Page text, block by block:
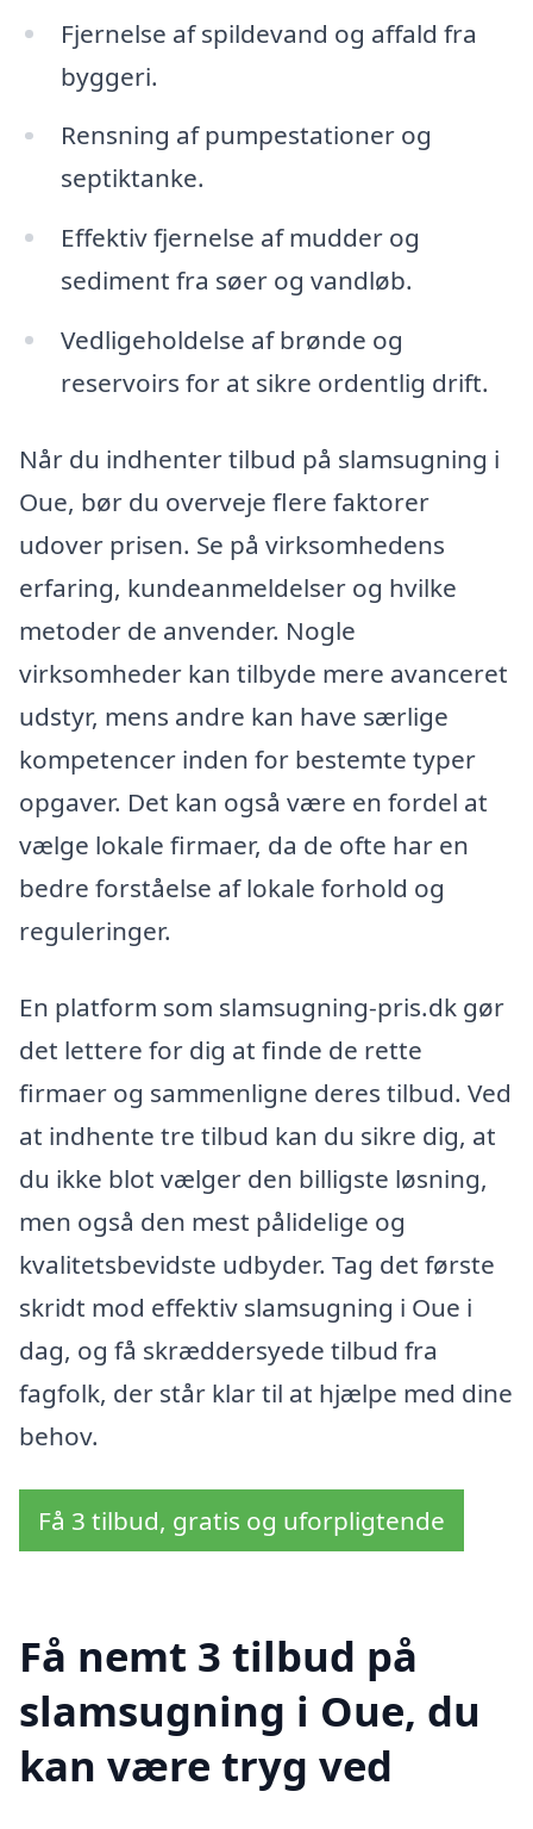
Fjernelse af spildevand og affald fra
byggeri.
Rensning af pumpestationer og
septiktanke.
Effektiv fjernelse af mudder og
sediment fra søer og vandløb.
Vedligeholdelse af brønde og
reservoirs for at sikre ordentlig drift.
Når du indhenter tilbud på slamsugning i
Oue, bør du overveje flere faktorer
udover prisen. Se på virksomhedens
erfaring, kundeanmeldelser og hvilke
metoder de anvender. Nogle
virksomheder kan tilbyde mere avanceret
udstyr, mens andre kan have særlige
kompetencer inden for bestemte typer
opgaver. Det kan også være en fordel at
vælge lokale firmaer, da de ofte har en
bedre forståelse af lokale forhold og
reguleringer.
En platform som slamsugning-pris.dk gør
det lettere for dig at finde de rette
firmaer og sammenligne deres tilbud. Ved
at indhente tre tilbud kan du sikre dig, at
du ikke blot vælger den billigste løsning,
men også den mest pålidelige og
kvalitetsbevidste udbyder. Tag det første
skridt mod effektiv slamsugning i Oue i
dag, og få skræddersyede tilbud fra
fagfolk, der står klar til at hjælpe med dine
behov.
Få 3 tilbud, gratis og uforpligtende
Få nemt 3 tilbud på
slamsugning i Oue, du
kan være tryg ved